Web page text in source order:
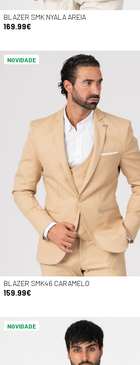
BLAZER SMK NYALA AREIA
169.99€
NOVIDADE
BLAZER SMK46 CARAMELO
159.99€
NOVIDADE